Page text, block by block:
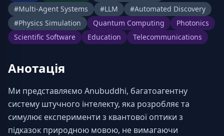
#Multi-Agent Systems #LLM #Automated Discovery
#Physics Simulation Quantum Computing
Photonics
Scientific Software
Education Telecommunications
Анотація
Ми представляємо Anubuddhi, багатоагентну
систему штучного інтелекту, яка розробляє та
симулює експерименти з квантової оптики з
підказок природною мовою, не вимагаючи